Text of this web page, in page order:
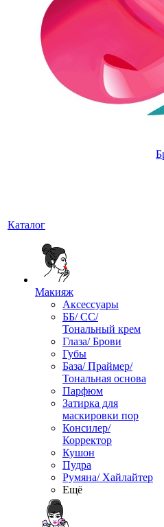
Каталог
Макияж
Аксессуары
ББ/ СС/
Тональный крем
Глаза/ Брови
Губы
База/ Праймер/
Тональная основа
Парфюм
Затирка для
маскировки пор
Консилер/
Корректор
Кушон
Пудра
Румяна/ Хайлайтер
Ещё